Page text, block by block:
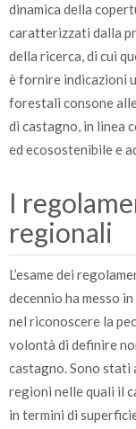
dinamica della
caratterizzati dalla
della ricerca, di cui
è fornire indicazioni
forestali consone
di castagno, in linea
ed ecosostenibile e
I
regionali
L’esame dei
decennio ha messo
nel riconoscere la
volontà di definire
castagno. Sono
regioni nelle quali il
in termini di